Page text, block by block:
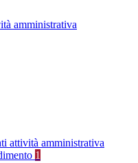
amministrativa
attività amministrativa
1